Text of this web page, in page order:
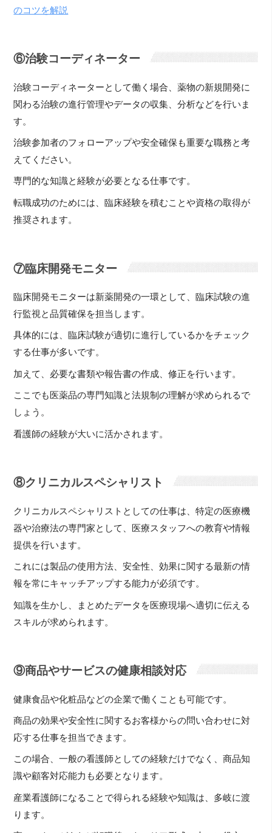
のコツを解説
⑥治験コーディネーター
治験コーディネーターとして働く場合、薬物の新規開発に
関わる治験の進行管理やデータの収集、分析などを行いま
す。
治験参加者のフォローアップや安全確保も重要な職務と考
えてください。
専門的な知識と経験が必要となる仕事です。
転職成功のためには、臨床経験を積むことや資格の取得が
推奨されます。
⑦臨床開発モニター
臨床開発モニターは新薬開発の一環として、臨床試験の進
行監視と品質確保を担当します。
具体的には、臨床試験が適切に進行しているかをチェック
する仕事が多いです。
加えて、必要な書類や報告書の作成、修正を行います。
ここでも医薬品の専門知識と法規制の理解が求められるで
しょう。
看護師の経験が大いに活かされます。
⑧クリニカルスペシャリスト
クリニカルスペシャリストとしての仕事は、特定の医療機
器や治療法の専門家として、医療スタッフへの教育や情報
提供を行います。
これには製品の使用方法、安全性、効果に関する最新の情
報を常にキャッチアップする能力が必須です。
知識を生かし、まとめたデータを医療現場へ適切に伝える
スキルが求められます。
⑨商品やサービスの健康相談対応
健康食品や化粧品などの企業で働くことも可能です。
商品の効果や安全性に関するお客様からの問い合わせに対
応する仕事を担当できます。
この場合、一般の看護師としての経験だけでなく、商品知
識や顧客対応能力も必要となります。
産業看護師になることで得られる経験や知識は、多岐に渡
ります。